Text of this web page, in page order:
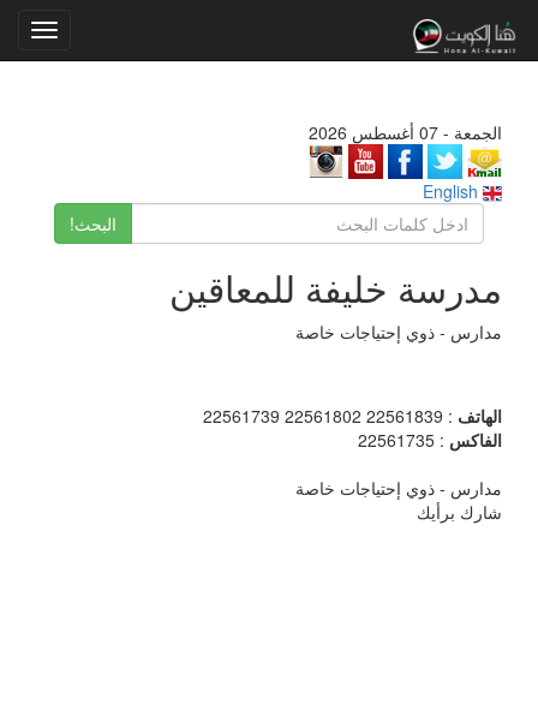
الجمعة - 07 أغسطس 2026
البحث!
مدرسة خليفة للمعاقين
مدارس - ذوي إحتياجات خاصة
الهاتف : 22561839 22561802 22561739
الفاكس : 22561735
مدارس - ذوي إحتياجات خاصة
شارك برأيك